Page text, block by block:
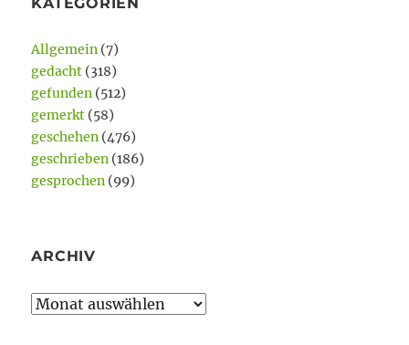
Allgemein (7)
gedacht (318)
gefunden (512)
gemerkt (58)
geschehen (476)
geschrieben (186)
gesprochen (99)
ARCHIV
Archiv